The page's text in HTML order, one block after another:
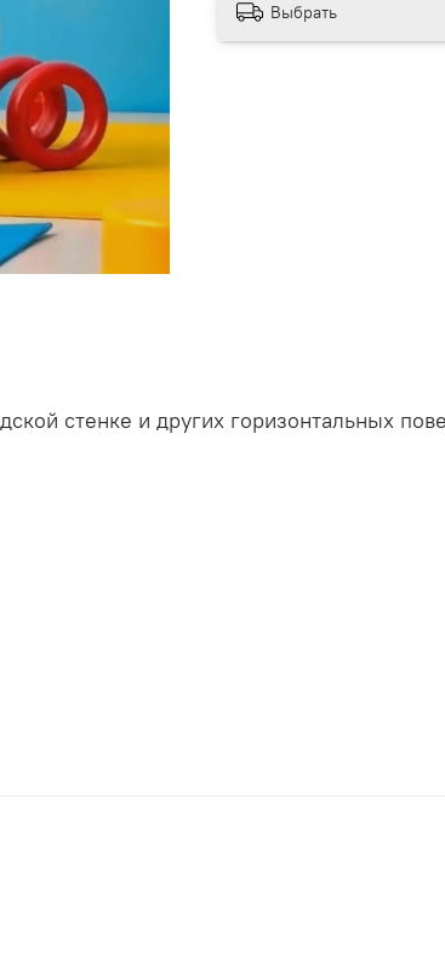
Выбрать
стенке и других горизонтальных